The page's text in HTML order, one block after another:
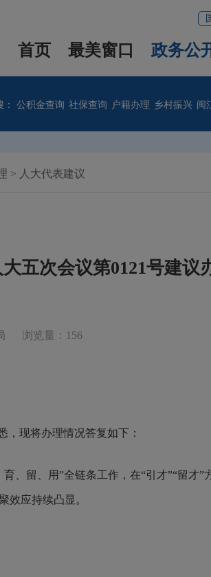
首页 最美窗口 政务公
：公积金查询 社保查询 户籍办理 乡村振兴 闽
> 人大代表建议
五次会议第0121号建议
浏览量：156
，现将办理情况答复如下：
育、留、用”全链条工作，在“引才”“留才
效应持续凸显。